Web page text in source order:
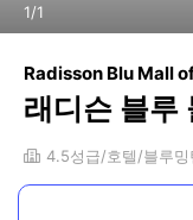
1/1
Radisson Blu Mall
래디슨 블루
4.5성급 호텔 블루밍